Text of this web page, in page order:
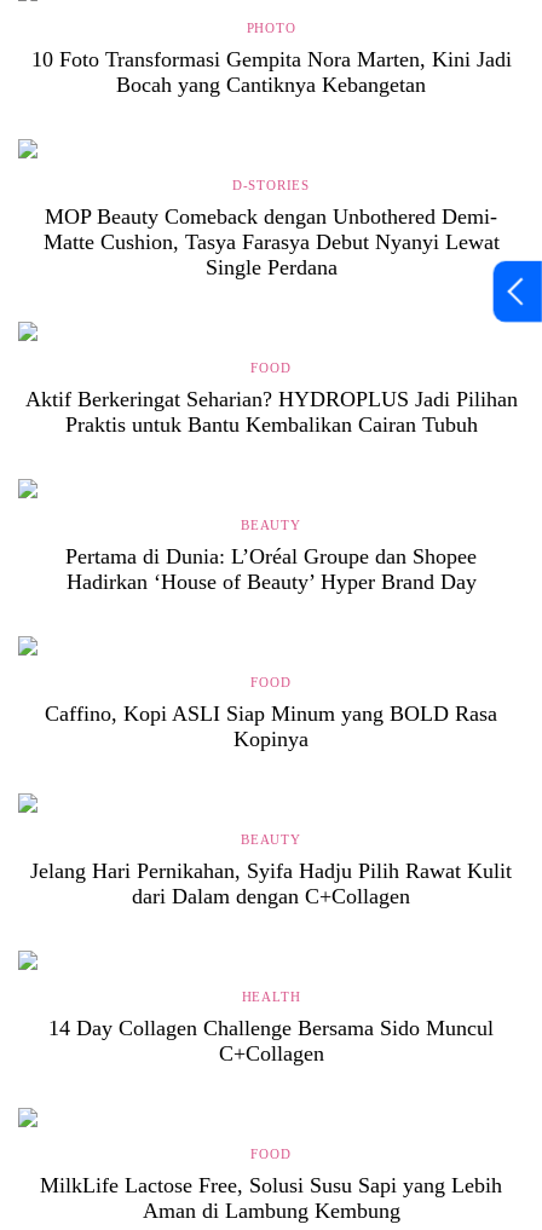
PHOTO
10 Foto Transformasi Gempita Nora Marten, Kini Jadi
Bocah yang Cantiknya Kebangetan
D-STORIES
MOP Beauty Comeback dengan Unbothered Demi-
Matte Cushion, Tasya Farasya Debut Nyanyi Lewat
Single Perdana
FOOD
Aktif Berkeringat Seharian? HYDROPLUS Jadi Pilihan
Praktis untuk Bantu Kembalikan Cairan Tubuh
BEAUTY
Pertama di Dunia: L’Oréal Groupe dan Shopee
Hadirkan ‘House of Beauty’ Hyper Brand Day
FOOD
Caffino, Kopi ASLI Siap Minum yang BOLD Rasa
Kopinya
BEAUTY
Jelang Hari Pernikahan, Syifa Hadju Pilih Rawat Kulit
dari Dalam dengan C+Collagen
HEALTH
14 Day Collagen Challenge Bersama Sido Muncul
C+Collagen
FOOD
MilkLife Lactose Free, Solusi Susu Sapi yang Lebih
Aman di Lambung Kembung